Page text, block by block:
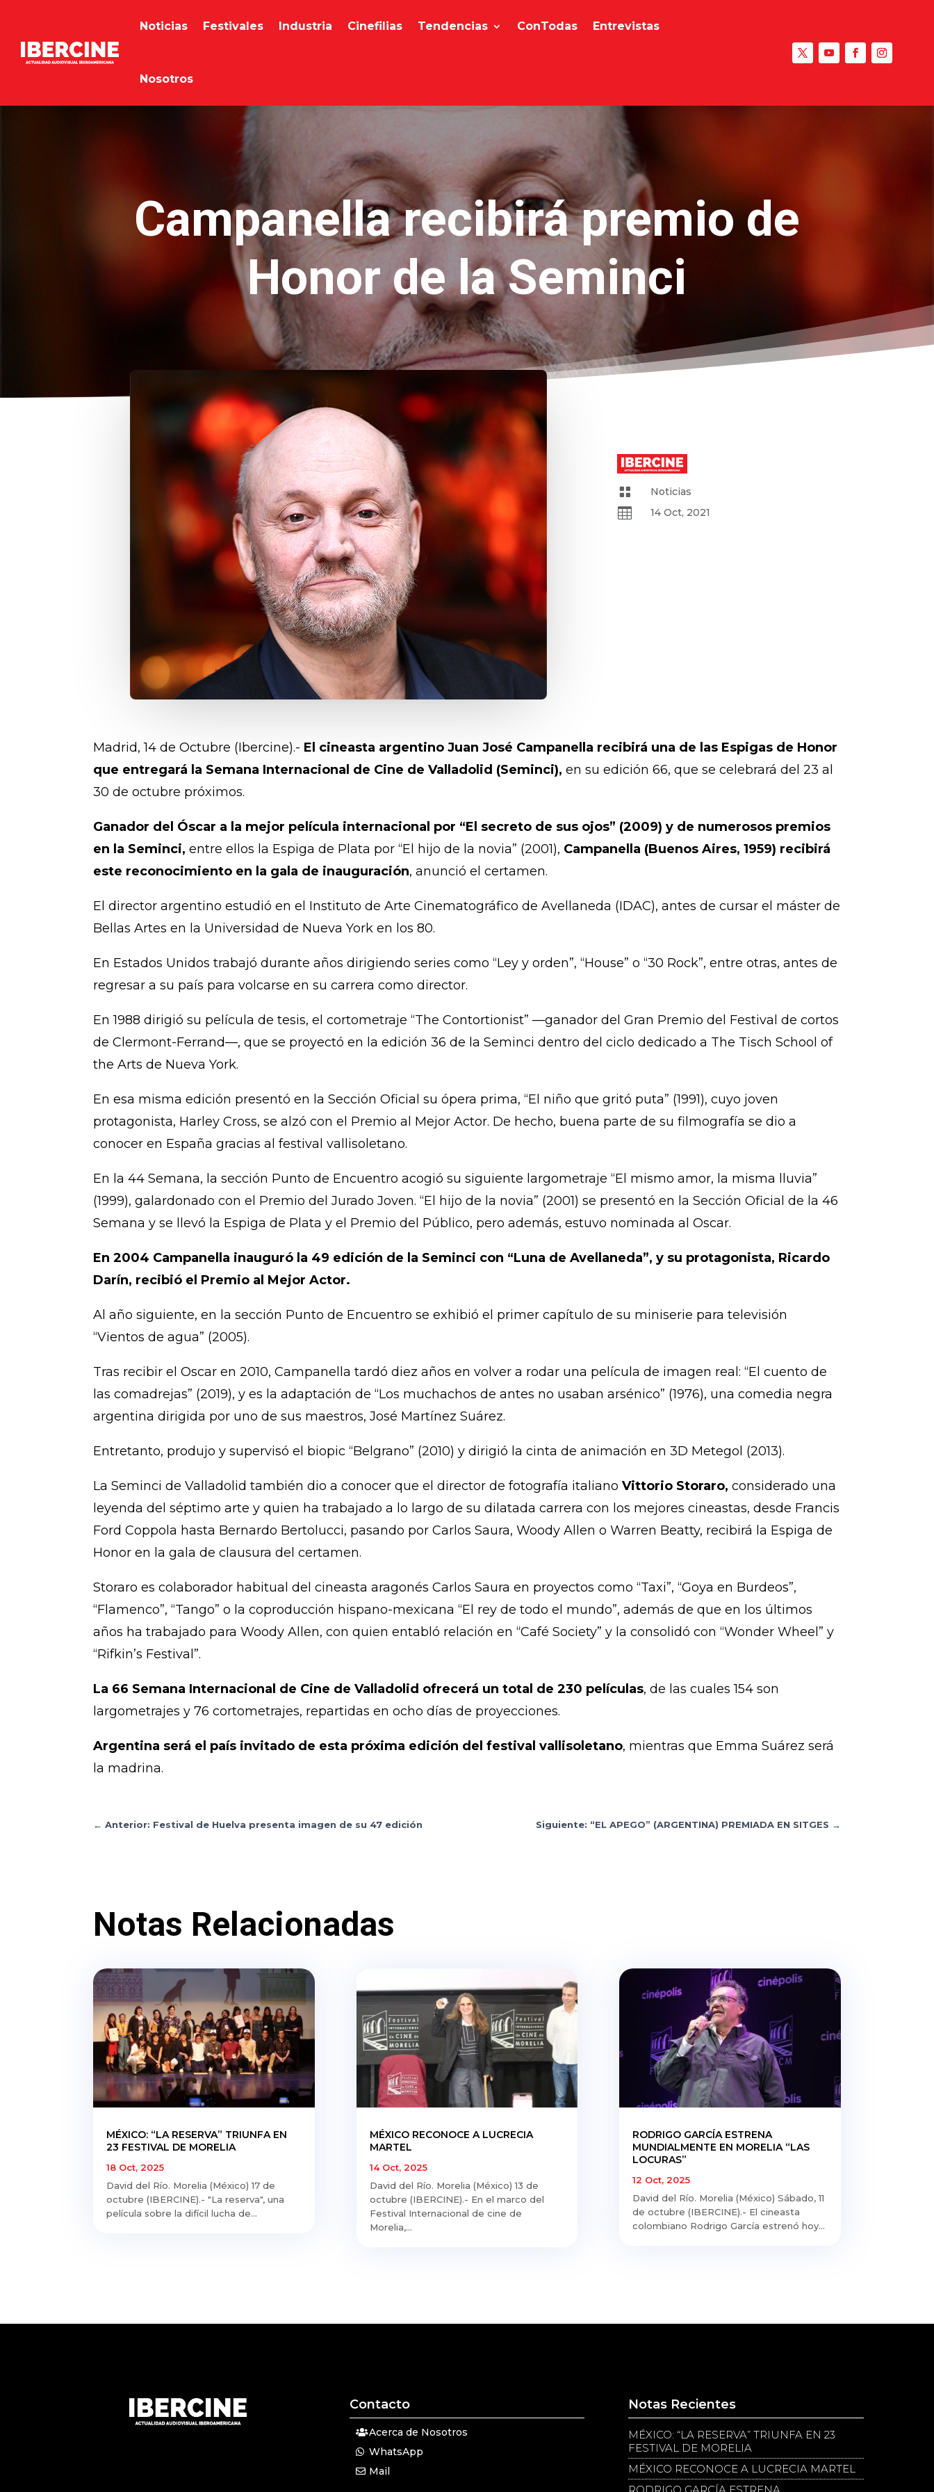
Noticias Festivales Industria Cinefilias Tendencias ConTodas Entrevistas
Nosotros
Campanella recibirá premio de
Honor de la Seminci
 Noticias
 14 Oct, 2021
Madrid, 14 de Octubre (Ibercine).- El cineasta argentino Juan José Campanella recibirá una de las Espigas de Honor
que entregará la Semana Internacional de Cine de Valladolid (Seminci), en su edición 66, que se celebrará del 23 al
30 de octubre próximos.
Ganador del Óscar a la mejor película internacional por “El secreto de sus ojos” (2009) y de numerosos premios
en la Seminci, entre ellos la Espiga de Plata por “El hijo de la novia” (2001), Campanella (Buenos Aires, 1959) recibirá
este reconocimiento en la gala de inauguración, anunció el certamen.
El director argentino estudió en el Instituto de Arte Cinematográfico de Avellaneda (IDAC), antes de cursar el máster de
Bellas Artes en la Universidad de Nueva York en los 80.
En Estados Unidos trabajó durante años dirigiendo series como “Ley y orden”, “House” o “30 Rock”, entre otras, antes de
regresar a su país para volcarse en su carrera como director.
En 1988 dirigió su película de tesis, el cortometraje “The Contortionist” —ganador del Gran Premio del Festival de cortos
de Clermont-Ferrand—, que se proyectó en la edición 36 de la Seminci dentro del ciclo dedicado a The Tisch School of
the Arts de Nueva York.
En esa misma edición presentó en la Sección Oficial su ópera prima, “El niño que gritó puta” (1991), cuyo joven
protagonista, Harley Cross, se alzó con el Premio al Mejor Actor. De hecho, buena parte de su filmografía se dio a
conocer en España gracias al festival vallisoletano.
En la 44 Semana, la sección Punto de Encuentro acogió su siguiente largometraje “El mismo amor, la misma lluvia”
(1999), galardonado con el Premio del Jurado Joven. “El hijo de la novia” (2001) se presentó en la Sección Oficial de la 46
Semana y se llevó la Espiga de Plata y el Premio del Público, pero además, estuvo nominada al Oscar.
En 2004 Campanella inauguró la 49 edición de la Seminci con “Luna de Avellaneda”, y su protagonista, Ricardo
Darín, recibió el Premio al Mejor Actor.
Al año siguiente, en la sección Punto de Encuentro se exhibió el primer capítulo de su miniserie para televisión
“Vientos de agua” (2005).
Tras recibir el Oscar en 2010, Campanella tardó diez años en volver a rodar una película de imagen real: “El cuento de
las comadrejas” (2019), y es la adaptación de “Los muchachos de antes no usaban arsénico” (1976), una comedia negra
argentina dirigida por uno de sus maestros, José Martínez Suárez.
Entretanto, produjo y supervisó el biopic “Belgrano” (2010) y dirigió la cinta de animación en 3D Metegol (2013).
La Seminci de Valladolid también dio a conocer que el director de fotografía italianoVittorio Storaro, considerado una
leyenda del séptimo arte y quien ha trabajado a lo largo de su dilatada carrera con los mejores cineastas, desde Francis
Ford Coppola hasta Bernardo Bertolucci, pasando por Carlos Saura, Woody Allen o Warren Beatty, recibirá la Espiga de
Honor en la gala de clausura del certamen.
Storaro es colaborador habitual del cineasta aragonés Carlos Saura en proyectos como “Taxi”, “Goya en Burdeos”,
“Flamenco”, “Tango” o la coproducción hispano-mexicana “El rey de todo el mundo”, además de que en los últimos
años ha trabajado para Woody Allen, con quien entabló relación en “Café Society” y la consolidó con “Wonder Wheel” y
“Rifkin’s Festival”.
La 66 Semana Internacional de Cine de Valladolid ofrecerá un total de 230 películas, de las cuales 154 son
largometrajes y 76 cortometrajes, repartidas en ocho días de proyecciones.
Argentina será el país invitado de esta próxima edición del festival vallisoletano, mientras que Emma Suárez será
la madrina.
←Anterior: Festival de Huelva presenta imagen de su 47 edición Siguiente: “EL APEGO” (ARGENTINA) PREMIADA EN SITGES →
Notas Relacionadas
MÉXICO: “LA RESERVA” TRIUNFA EN
23 FESTIVAL DE MORELIA
18 Oct, 2025
David del Río. Morelia (México) 17 de
octubre (IBERCINE).- "La reserva", una
película sobre la difícil lucha de...
MÉXICO RECONOCE A LUCRECIA
MARTEL
14 Oct, 2025
David del Río. Morelia (México) 13 de
octubre (IBERCINE).- En el marco del
Festival Internacional de cine de
Morelia,...
RODRIGO GARCÍA ESTRENA
MUNDIALMENTE EN MORELIA “LAS
LOCURAS”
12 Oct, 2025
David del Río. Morelia (México) Sábado, 11
de octubre (IBERCINE).- El cineasta
colombiano Rodrigo García estrenó hoy...
Contacto
Acerca de Nosotros
WhatsApp
Mail
Notas Recientes
MÉXICO: “LA RESERVA” TRIUNFA EN 23
FESTIVAL DE MORELIA
MÉXICO RECONOCE A LUCRECIA MARTEL